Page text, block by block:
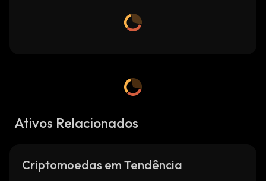
Ativos Relacionados
Criptomoedas em Tendência